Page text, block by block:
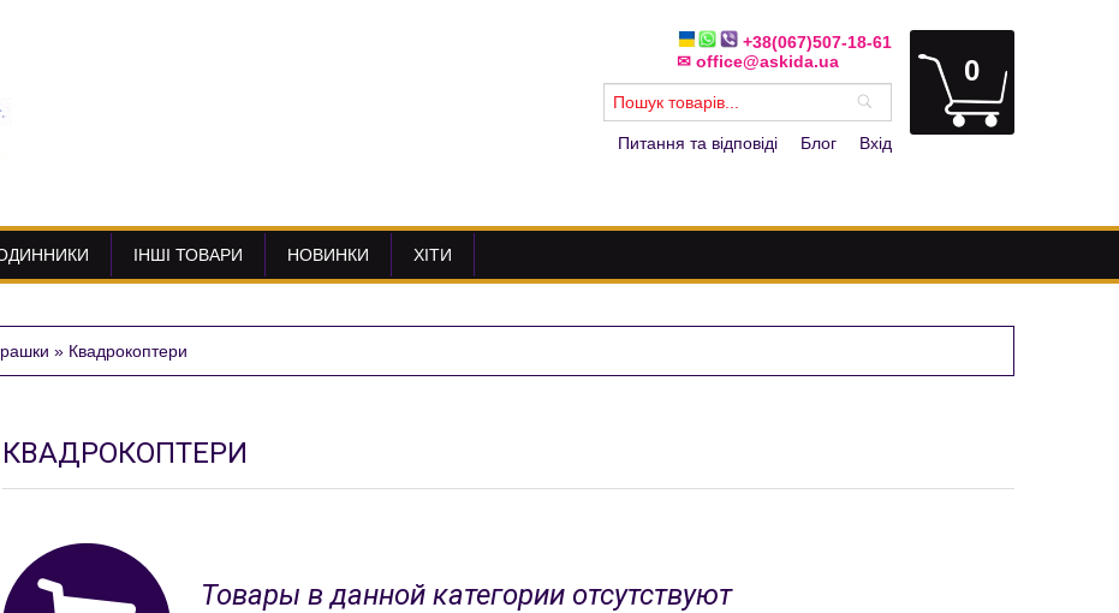
0
+38(067)507-18-61
✉ office@askida.ua
Питання та відповіді Блог Вхід
ІНШІ ТОВАРИ НОВИНКИ ХІТИ
» Квадрокоптери
КВАДРОКОПТЕРИ
Товары в данной категории отсутствуют